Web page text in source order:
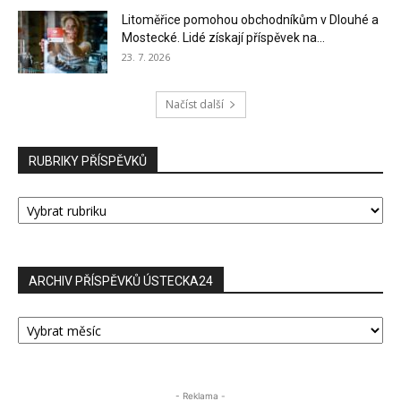
Litoměřice pomohou obchodníkům v Dlouhé a
Mostecké. Lidé získají příspěvek na...
23. 7. 2026
Načíst další
RUBRIKY PŘÍSPĚVKŮ
RUBRIKY
PŘÍSPĚVKŮ
ARCHIV PŘÍSPĚVKŮ ÚSTECKA24
ARCHIV
PŘÍSPĚVKŮ
- Reklama -